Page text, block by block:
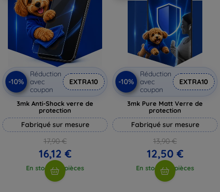
-10%
Réduction
avec
coupon
EXTRA10
3mk Anti-Shock verre de
protection
Fabriqué sur mesure
17,90 €
16,12 €
En stock > 5 pièces
-10%
Réduction
avec
coupon
EXTRA10
3mk Pure Matt Verre de
protection
Fabriqué sur mesure
13,90 €
12,50 €
En stock > 5 pièces